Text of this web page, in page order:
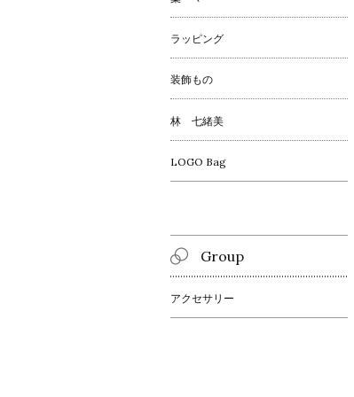
ラッピング
装飾もの
林 七緒美
LOGO Bag
Group
アクセサリー